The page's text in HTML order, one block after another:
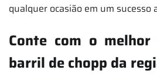
qualquer ocasião em um sucesso
Conte com o
barril de chopp da